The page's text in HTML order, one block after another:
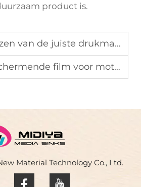
product is.
de juiste drukmaterialen voor motorfiets-stickers
film voor motorfiets-stickers
Material Technology Co., Ltd.